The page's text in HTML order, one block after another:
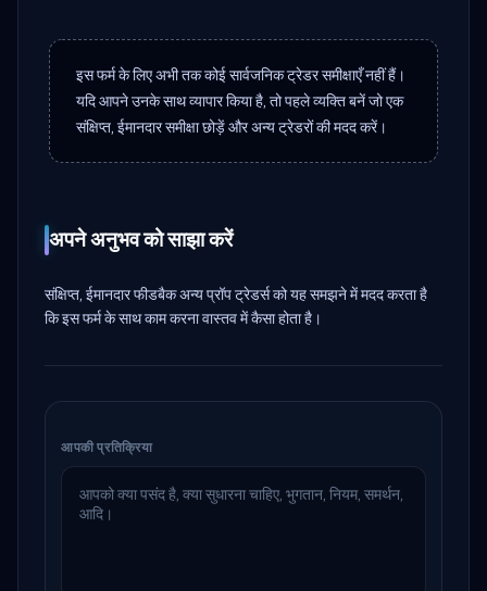
इस फर्म के लिए अभी तक कोई सार्वजनिक ट्रेडर समीक्षाएँ नहीं हैं।
यदि आपने उनके साथ व्यापार किया है, तो पहले व्यक्ति बनें जो एक
संक्षिप्त, ईमानदार समीक्षा छोड़ें और अन्य ट्रेडरों की मदद करें।
अपने अनुभव को साझा करें
संक्षिप्त, ईमानदार फीडबैक अन्य प्रॉप ट्रेडर्स को यह समझने में मदद करता है
कि इस फर्म के साथ काम करना वास्तव में कैसा होता है।
आपकी प्रतिक्रिया